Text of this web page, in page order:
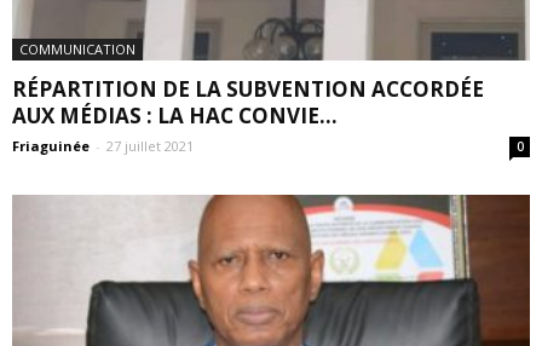
COMMUNICATION
RÉPARTITION DE LA SUBVENTION ACCORDÉE
AUX MÉDIAS : LA HAC CONVIE...
Friaguinée - 27 juillet 2021 0